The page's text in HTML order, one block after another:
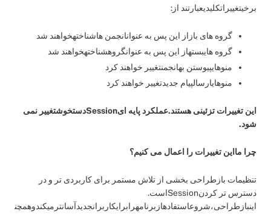
برخیتغییراتکلیدیعبارتند از:
گروه های بازاز این پس به عنوانانجمن هاشناختهخواهند شد
گروه هایبستهاز این پس به عنوانگروهشناختهخواهند شد
منوهایپیوستن بهانجمنتغییر خواهند کرد
منوهایارسالپیام جدیدتغییر خواهند کرد
این تغییرات تزئینی هستند.عملکرد پایه ایSessionدستخوشتغییر نمی
شود.
چرا مااین تغییرات را اعمال می کنیم؟
تنظیمات بازطراحی بخشی از تلاش مستمر برای کاربردی تر و در
دسترس تر کردنSessionاست.
اینبازطراحی،شروعاستفادهازبرنامهرابرایکاربرانجدیدآسانترمیکندوهمچن